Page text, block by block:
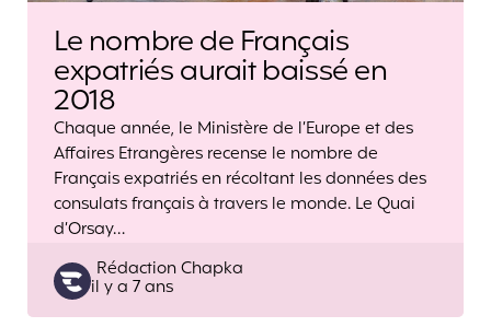
Le nombre de Français
expatriés aurait baissé en
2018
Chaque année, le Ministère de l’Europe et des
Affaires Etrangères recense le nombre de
Français expatriés en récoltant les données des
consulats français à travers le monde. Le Quai
d’Orsay…
Posted
by
Rédaction Chapka
il y a 7 ans